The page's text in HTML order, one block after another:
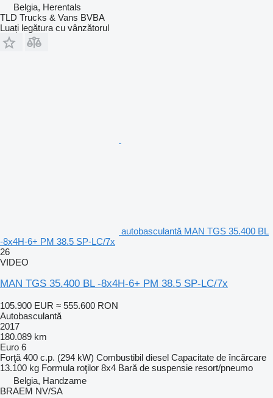
Belgia, Herentals
TLD Trucks & Vans BVBA
Luați legătura cu vânzătorul
autobasculantă MAN TGS 35.400 BL
-8x4H-6+ PM 38.5 SP-LC/7x
26
VIDEO
MAN TGS 35.400 BL -8x4H-6+ PM 38.5 SP-LC/7x
105.900 EUR ≈ 555.600 RON
Autobasculantă
2017
180.089 km
Euro 6
Forţă 400 c.p. (294 kW) Combustibil diesel Capacitate de încărcare
13.100 kg Formula roţilor 8x4 Bară de suspensie resort/pneumo
Belgia, Handzame
BRAEM NV/SA